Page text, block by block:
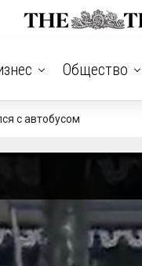
Общество
с автобусом